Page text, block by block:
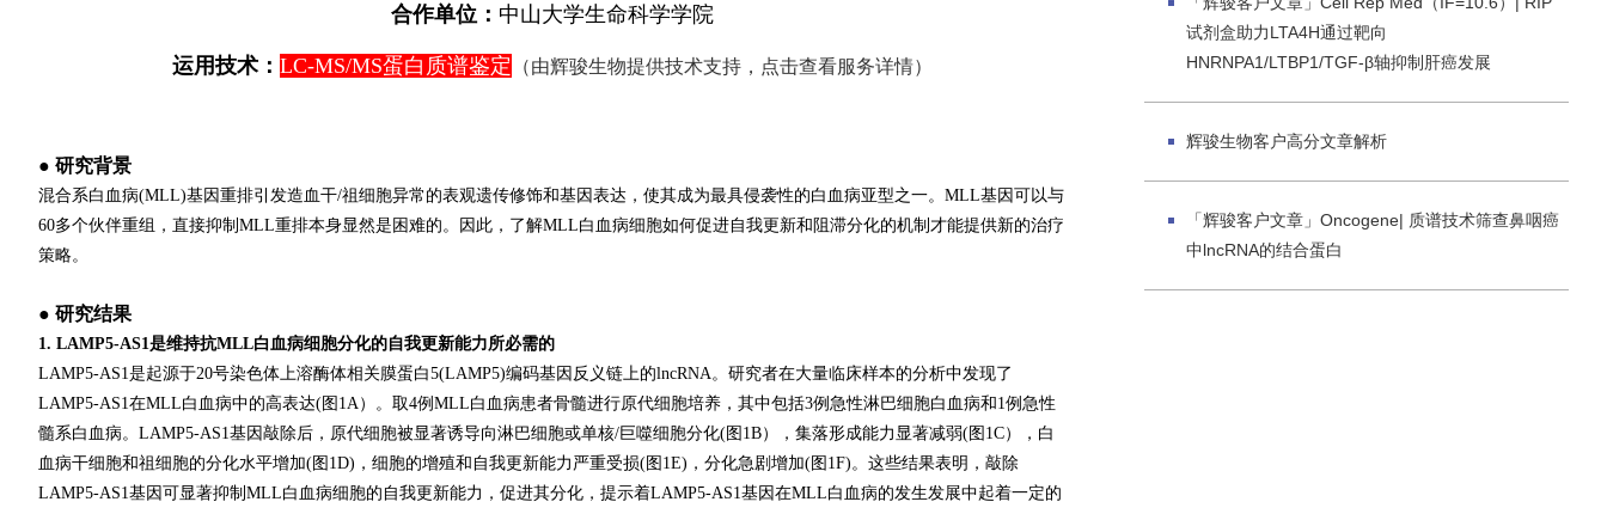
合作单位： 中山大学生命科学学院
运用技术： LC-MS/MS蛋白质谱鉴定 （由辉骏生物提供技术支持，点击查看服务详情）
● 研究背景
混合系白血病(MLL)基因重排引发造血干/祖细胞异常的表观遗传修饰和基因表达，使其成为最具侵袭性的白血病亚型之一。MLL基因可以与
60多个伙伴重组，直接抑制MLL重排本身显然是困难的。因此，了解MLL白血病细胞如何促进自我更新和阻滞分化的机制才能提供新的治疗
策略。
● 研究结果
1. LAMP5-AS1是维持抗MLL白血病细胞分化的自我更新能力所必需的
LAMP5-AS1是起源于20号染色体上溶酶体相关膜蛋白5(LAMP5)编码基因反义链上的lncRNA。研究者在大量临床样本的分析中发现了
LAMP5-AS1在MLL白血病中的高表达(图1A）。取4例MLL白血病患者骨髓进行原代细胞培养，其中包括3例急性淋巴细胞白血病和1例急性
髓系白血病。LAMP5-AS1基因敲除后，原代细胞被显著诱导向淋巴细胞或单核/巨噬细胞分化(图1B），集落形成能力显著减弱(图1C），白
血病干细胞和祖细胞的分化水平增加(图1D)，细胞的增殖和自我更新能力严重受损(图1E)，分化急剧增加(图1F)。这些结果表明，敲除
LAMP5-AS1基因可显著抑制MLL白血病细胞的自我更新能力，促进其分化，提示着LAMP5-AS1基因在MLL白血病的发生发展中起着一定的
试剂盒助力LTA4H通过靶向
HNRNPA1/LTBP1/TGF-β轴抑制肝癌发展
辉骏生物客户高分文章解析
「辉骏客户文章」Oncogene| 质谱技术筛查鼻咽癌
中lncRNA的结合蛋白